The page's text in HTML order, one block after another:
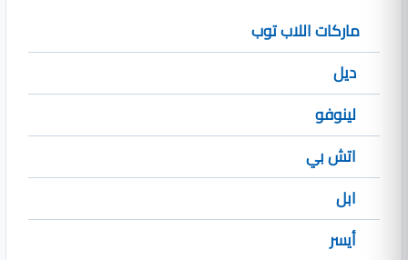
ماركات اللاب توب
ديل
لينوفو
اتش بي
ابل
أيسر